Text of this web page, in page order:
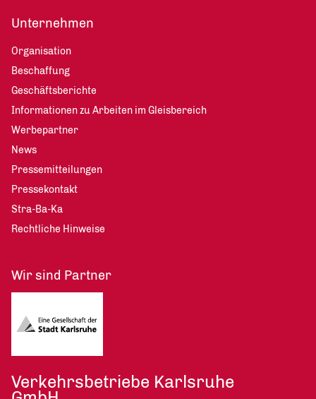
Unternehmen
Organisation
Beschaffung
Geschäftsberichte
Informationen zu Arbeiten im Gleisbereich
Werbepartner
News
Pressemitteilungen
Pressekontakt
Stra-Ba-Ka
Rechtliche Hinweise
Wir sind Partner
Verkehrsbetriebe Karlsruhe